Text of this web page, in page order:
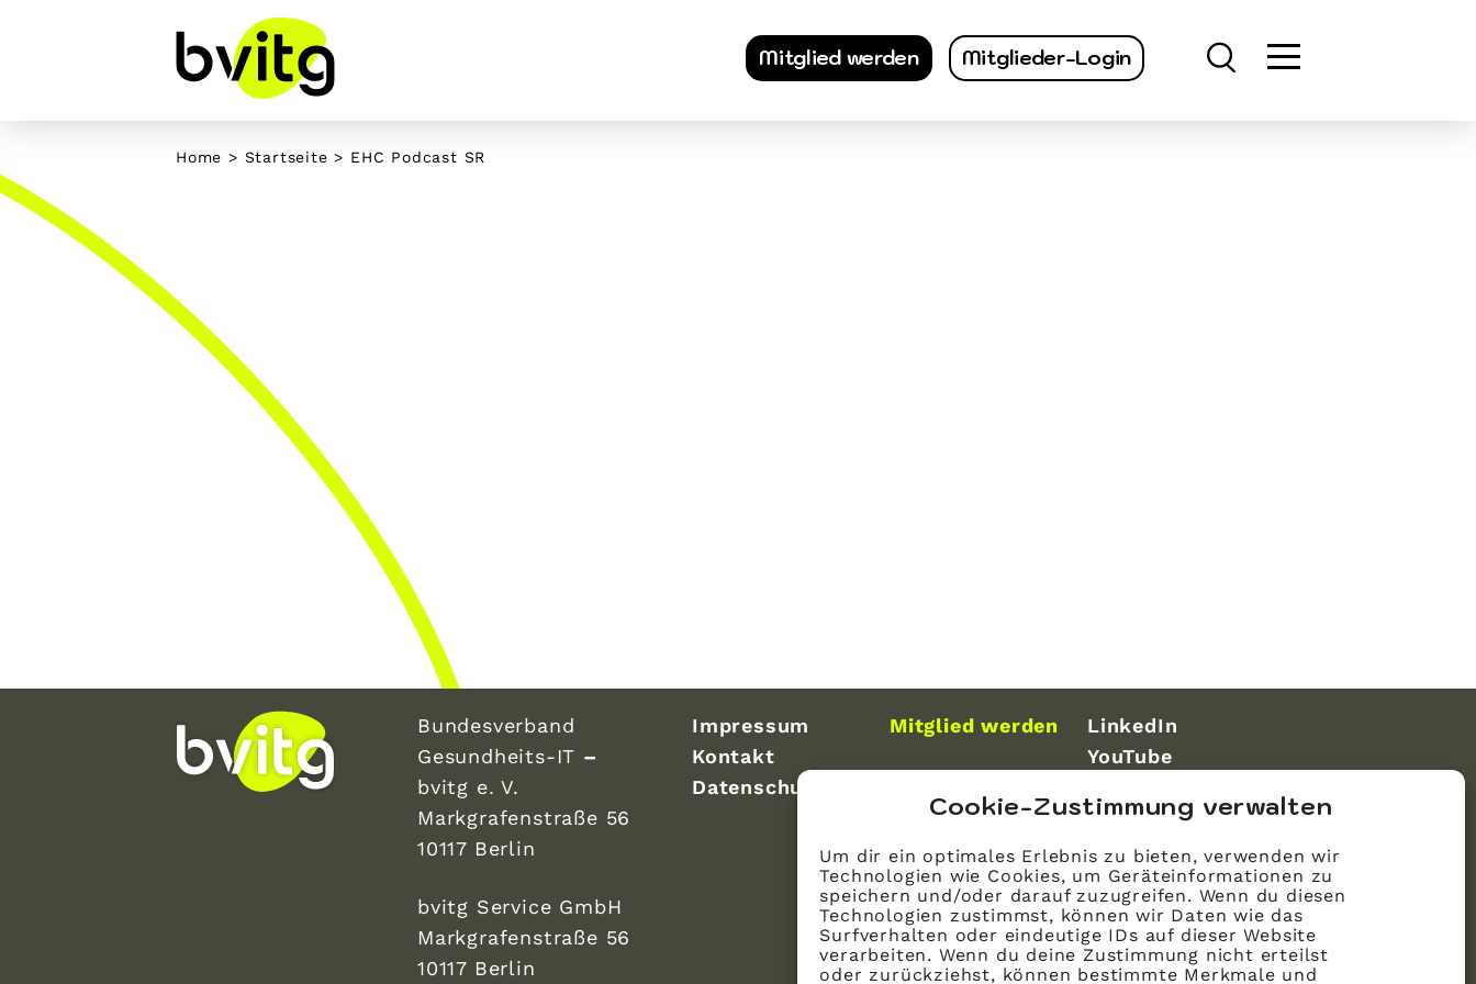
Cookie-Zustimmung verwalten
Um dir ein optimales Erlebnis zu bieten, verwenden wir
Technologien wie Cookies, um Geräteinformationen zu
speichern und/oder darauf zuzugreifen. Wenn du diesen
Technologien zustimmst, können wir Daten wie das
Surfverhalten oder eindeutige IDs auf dieser Website
verarbeiten. Wenn du deine Zustimmung nicht erteilst
oder zurückziehst, können bestimmte Merkmale und
Mitglied werden Mitglieder-Login
Home > Startseite > EHC Podcast SR
Bundesverband
Gesundheits-IT –
bvitg e. V.
Markgrafenstraße 56
10117 Berlin
bvitg Service GmbH
Markgrafenstraße 56
10117 Berlin
Impressum
Kontakt
Datenschutz
Mitglied werden
LinkedIn
YouTube